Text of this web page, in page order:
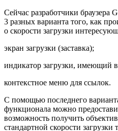
Сейчас разработчики браузера
3 разных варианта того, как
о скорости загрузки
экран загрузки (заставка);
индикатор загрузки, имеющий
контекстное меню для ссылок.
С помощью последнего
функционала можно
возможность получить
стандартной скорости